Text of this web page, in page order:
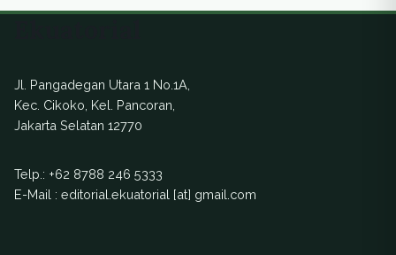
Jl. Pangadegan Utara 1 No.1A,
Kec. Cikoko, Kel. Pancoran,
Jakarta Selatan 12770
Telp.: +62 8788 246 5333
E-Mail : editorial.ekuatorial [at] gmail.com